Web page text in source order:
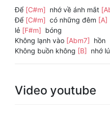
Để [C#m] nhớ về ánh mắt
Để [C#m] có những đêm [A]
lẻ [F#m] bóng
Không lạnh vào [Abm7] hồn
Không buồn không [B] nhớ
Video youtube